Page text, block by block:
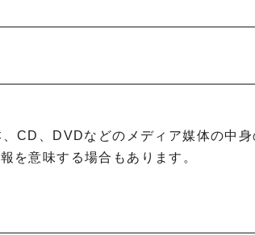
CD、DVDなどのメディア媒体の中身
を意味する場合もあります。